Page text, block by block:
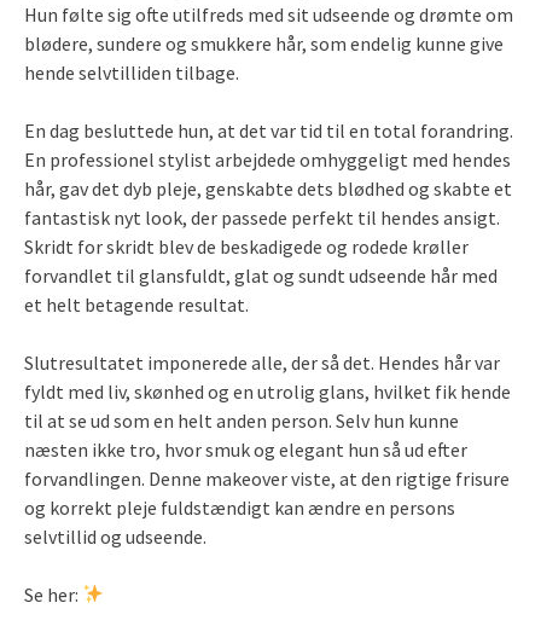
Hun følte sig ofte utilfreds med sit udseende og drømte om
blødere, sundere og smukkere hår, som endelig kunne give
hende selvtilliden tilbage.
En dag besluttede hun, at det var tid til en total forandring.
En professionel stylist arbejdede omhyggeligt med hendes
hår, gav det dyb pleje, genskabte dets blødhed og skabte et
fantastisk nyt look, der passede perfekt til hendes ansigt.
Skridt for skridt blev de beskadigede og rodede krøller
forvandlet til glansfuldt, glat og sundt udseende hår med
et helt betagende resultat.
Slutresultatet imponerede alle, der så det. Hendes hår var
fyldt med liv, skønhed og en utrolig glans, hvilket fik hende
til at se ud som en helt anden person. Selv hun kunne
næsten ikke tro, hvor smuk og elegant hun så ud efter
forvandlingen. Denne makeover viste, at den rigtige frisure
og korrekt pleje fuldstændigt kan ændre en persons
selvtillid og udseende.
Se her: